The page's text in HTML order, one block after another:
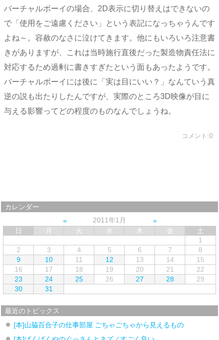
バーチャルボーイの場合、2D表示に切り替えはできないの
で「使用をご遠慮ください」という表記になっちゃうんです
よね～。容赦のなさに泣けてきます。他にもいろいろ注意書
きがありますが、これは当時施行直後だった製造物責任法に
対応するため過剰に書きすぎたという面もあったようです。
バーチャルボーイには後に「実は目にいい？」なんていう真
逆の説も出たりしたんですが、実際のところ3D映像が目に
与える影響ってどの程度のものなんでしょうね。
コメント:0
カレンダー
2011年1月
日
月 火 水 木 金
土
1
2
3 4 5 6 7
8
9
10 11 12 13 14
15
16
17 18 19 20 21
22
23
24 25 26 27 28
29
30
31
最近のトピックス
[本]山脇百合子の仕事部屋 ごちゃごちゃから見えるもの